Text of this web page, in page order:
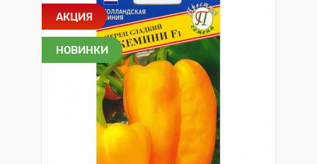
АКЦИЯ
НОВИНКИ